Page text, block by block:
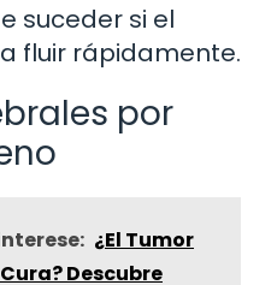
suceder si el
fluir rápidamente.
por
¿El Tumor
Descubre